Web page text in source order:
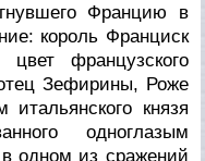
Францию в
король Франциск
французского
Зефирины, Роже
князя
одноглазым
одном из сражений